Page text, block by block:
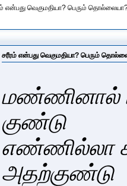
என்பது வெகுமதியா? பெரும்
சரீரம் என்பது வெகுமதியா? பெரும்
மண்ணினால்
குண்டு
எண்ணில்லா
அதற்குண்டு